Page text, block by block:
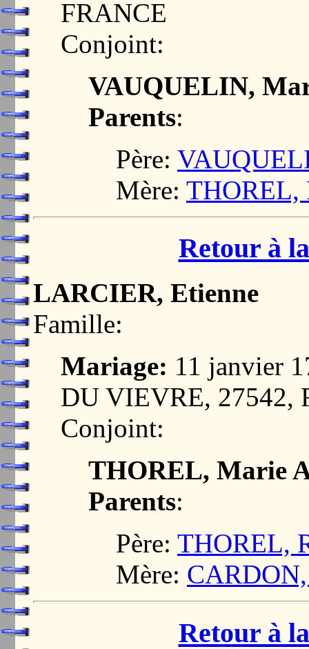
FRANCE
Conjoint:
VAUQUELIN,
Parents:
Père:
Mère: THOREL,
Retour à
LARCIER, Etienne
Famille:
Mariage: 11 janvier
DU VIEVRE, 27542,
Conjoint:
THOREL, Marie
Parents:
Père: THOREL,
Mère:
Retour à